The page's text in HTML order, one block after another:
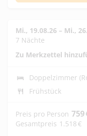
Mi., 19.08.26 – Mi.,
7 Nächte
Zu Merkzettel
Doppelzimmer
Frühstück
Preis pro Person 759
Gesamtpreis 1.518€